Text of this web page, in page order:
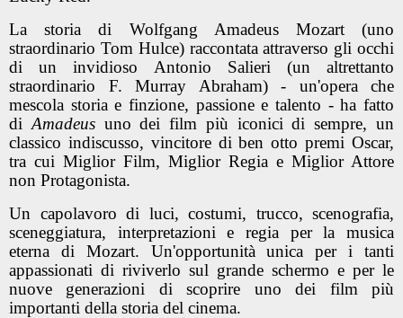
La storia di Wolfgang Amadeus Mozart (uno
straordinario Tom Hulce) raccontata attraverso gli occhi
di un invidioso Antonio Salieri (un altrettanto
straordinario F. Murray Abraham) - un'opera che
mescola storia e finzione, passione e talento - ha fatto
di Amadeusuno dei film più iconici di sempre, un
classico indiscusso, vincitore di ben otto premi Oscar,
tra cui Miglior Film, Miglior Regia e Miglior Attore
non Protagonista.
Un capolavoro di luci, costumi, trucco, scenografia,
sceneggiatura, interpretazioni e regia per la musica
eterna di Mozart. Un'opportunità unica per i tanti
appassionati di riviverlo sul grande schermo e per le
nuove generazioni di scoprire uno dei film più
importanti della storia del cinema.